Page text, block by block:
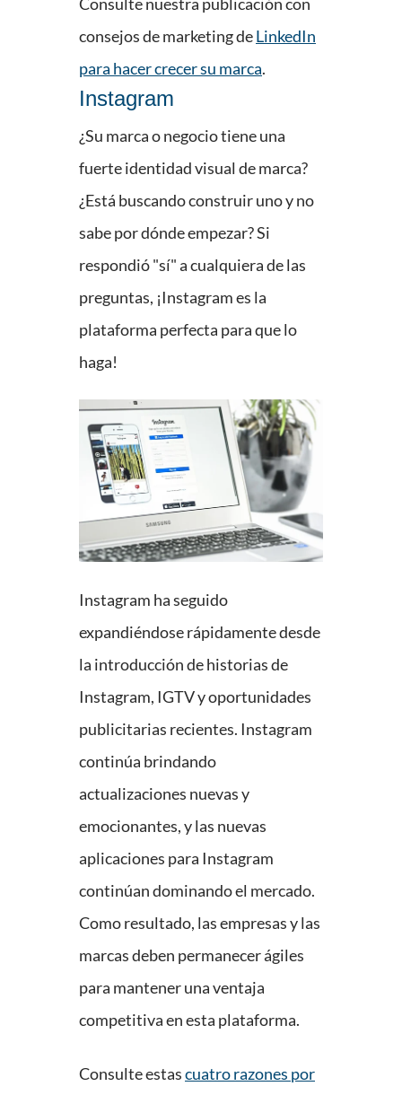
consejos de marketing deLinkedIn
para hacer crecer su marca.
Instagram
¿Su marca o negocio tiene una
fuerte identidad visual de marca?
¿Está buscando construir uno y no
sabe por dónde empezar? Si
respondió "sí" a cualquiera de las
preguntas, ¡Instagram es la
plataforma perfecta para que lo
haga!
Instagram ha seguido
expandiéndose rápidamente desde
la introducción de historias de
Instagram, IGTV y oportunidades
publicitarias recientes. Instagram
continúa brindando
actualizaciones nuevas y
emocionantes, y las nuevas
aplicaciones para Instagram
continúan dominando el mercado.
Como resultado, las empresas y las
marcas deben permanecer ágiles
para mantener una ventaja
competitiva en esta plataforma.
Consulte estascuatro razones por